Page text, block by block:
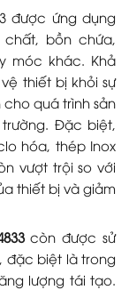
được ứng dụng
bồn chứa,
móc khác. Khả
thiết bị khỏi sự
quá trình sản
Đặc biệt,
hóa, thép Inox
vượt trội so với
thiết bị và giảm
còn được sử
, đặc biệt là trong
lượng tái tạo.